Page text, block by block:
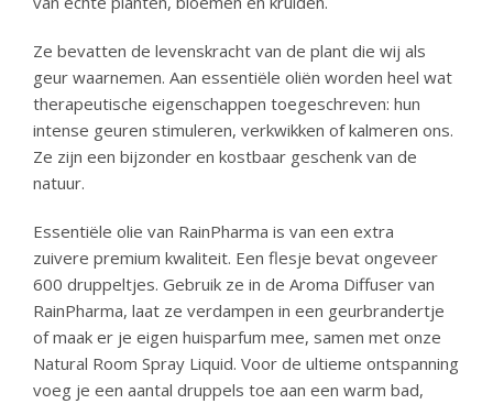
Ze bevatten de levenskracht van de plant die wij als
geur waarnemen. Aan essentiële oliën worden heel wat
therapeutische eigenschappen toegeschreven: hun
intense geuren stimuleren, verkwikken of kalmeren ons.
Ze zijn een bijzonder en kostbaar geschenk van de
natuur.
Essentiële olie van RainPharma is van een extra
zuivere premium kwaliteit. Een flesje bevat ongeveer
600 druppeltjes. Gebruik ze in de Aroma Diffuser van
RainPharma, laat ze verdampen in een geurbrandertje
of maak er je eigen huisparfum mee, samen met onze
Natural Room Spray Liquid. Voor de ultieme ontspanning
voeg je een aantal druppels toe aan een warm bad,